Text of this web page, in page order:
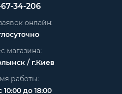
34-206
онлайн:
магазина:
/ г.Киев
работы:
до 18:00